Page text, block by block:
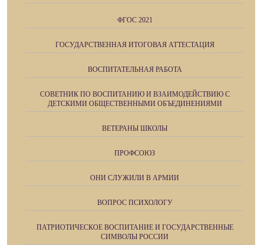
ФГОС 2021
ГОСУДАРСТВЕННАЯ ИТОГОВАЯ АТТЕСТАЦИЯ
ВОСПИТАТЕЛЬНАЯ РАБОТА
СОВЕТНИК ПО ВОСПИТАНИЮ И ВЗАИМОДЕЙСТВИЮ С
ДЕТСКИМИ ОБЩЕСТВЕННЫМИ ОБЪЕДИНЕНИЯМИ
ВЕТЕРАНЫ ШКОЛЫ
ПРОФСОЮЗ
ОНИ СЛУЖИЛИ В АРМИИ
ВОПРОС ПСИХОЛОГУ
ПАТРИОТИЧЕСКОЕ ВОСПИТАНИЕ И ГОСУДАРСТВЕННЫЕ
СИМВОЛЫ РОССИИ